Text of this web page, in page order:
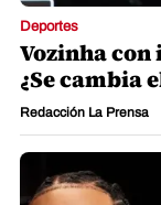
Deportes
Vozinha
¿Se cambia
Redacción La Prensa